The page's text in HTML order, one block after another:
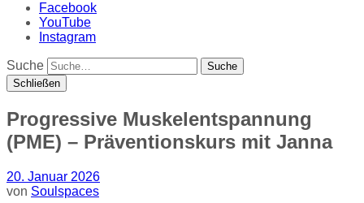
Facebook
YouTube
Instagram
Suche
Schließen
Progressive Muskelentspannung
(PME) – Präventionskurs mit Janna
20. Januar 2026
von Soulspaces